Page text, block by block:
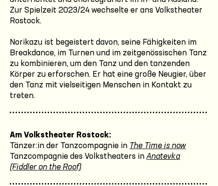
Zur Spielzeit 2023/24 wechselte er ans Volkstheater
Rostock.
Norikazu ist begeistert davon, seine Fähigkeiten im
Breakdance, im Turnen und im zeitgenössischen Tanz
zu kombinieren, um den Tanz und den tanzenden
Körper zu erforschen. Er hat eine große Neugier, über
den Tanz mit vielseitigen Menschen in Kontakt zu
treten.
Am Volkstheater Rostock:
Tänzer:in der Tanzcompagnie in The Time is now
Tanzcompagnie des Volkstheaters in Anatevka
(Fiddler on the Roof)